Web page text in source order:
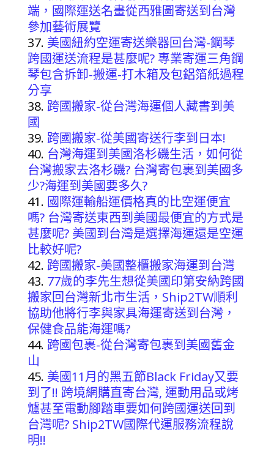
端，國際運送名畫從西雅圖寄送到台灣
參加藝術展覽
美國紐約空運寄送樂器回台灣-鋼琴
跨國運送流程是甚麼呢? 專業寄運三角鋼
琴包含拆卸-搬運-打木箱及包鋁箔紙過程
分享
跨國搬家-從台灣海運個人藏書到美
國
跨國搬家-從美國寄送行李到日本!
台灣海運到美國洛杉磯生活，如何從
台灣搬家去洛杉磯? 台灣寄包裹到美國多
少?海運到美國要多久?
國際運輸船運價格真的比空運便宜
嗎? 台灣寄送東西到美國最便宜的方式是
甚麼呢? 美國到台灣是選擇海運還是空運
比較好呢?
跨國搬家-美國整櫃搬家海運到台灣
77歲的李先生想從美國印第安納跨國
搬家回台灣新北市生活，Ship2TW順利
協助他將行李與家具海運寄送到台灣，
保健食品能海運嗎?
跨國包裹-從台灣寄包裹到美國舊金
山
美國11月的黑五節Black Friday又要
到了!! 跨境網購直寄台灣, 運動用品或烤
爐甚至電動腳踏車要如何跨國運送回到
台灣呢? Ship2TW國際代運服務流程說
明!!